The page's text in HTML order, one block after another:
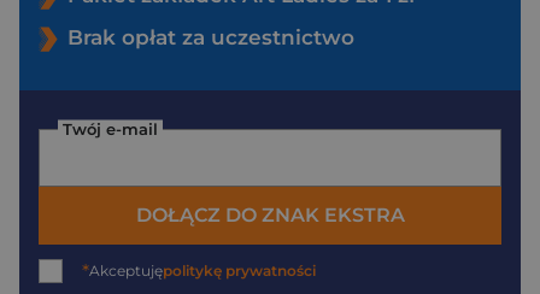
Brak opłat za uczestnictwo
Twój e-mail
DOŁĄCZ DO ZNAK EKSTRA
*Akceptujępolitykę prywatności